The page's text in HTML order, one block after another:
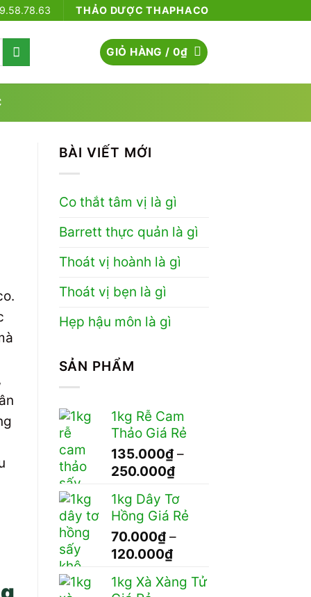
THẢO DƯỢC THAPHACO
GIỎ HÀNG /0₫
BÀI VIẾT MỚI
Co thắt tâm vị là gì
Barrett thực quản là gì
Thoát vị hoành là gì
Thoát vị bẹn là gì
Hẹp hậu môn là gì
SẢN PHẨM
1kg Rễ Cam
Thảo Giá Rẻ
135.000₫ –
250.000₫Khoảng
từ
135.000₫
đến
1kg Dây Tơ
Hồng Giá Rẻ
70.000₫ –
120.000₫Khoảng
từ
1kg Xà Xàng Tử